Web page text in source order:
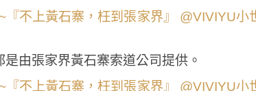
由張家界黃石寨索道公司提供。